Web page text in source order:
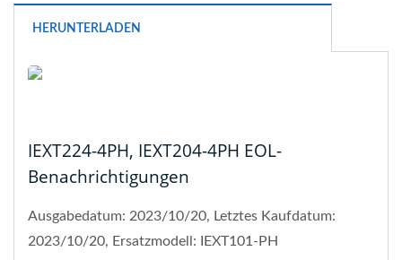
HERUNTERLADEN
IEXT224-4PH, IEXT204-4PH EOL-
Benachrichtigungen
Ausgabedatum: 2023/10/20, Letztes Kaufdatum:
2023/10/20, Ersatzmodell: IEXT101-PH